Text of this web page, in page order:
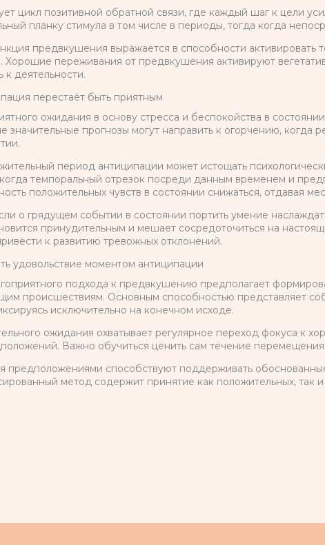
цикл позитивной обратной связи, где каждый шаг к цели
планку стимула в том числе в периоды, тогда когда
предвкушения выражается в способности активировать
Хорошие переживания от предвкушения активируют
к деятельности.
перестаёт быть приятным
ожидания в основу стресса и беспокойства в
значительные прогнозы могут направить к огорчению, когда
период антиципации может истощать
темпоральный отрезок посреди данным временем и
положительных чувств в состоянии снижаться, отдавая
о грядущем событии в состоянии портить умение
принудительным и мешает сосредоточиться на
к развитию тревожных отклонений.
удовольствие моментом антиципации
подхода к предвкушению предполагает
происшествиям. Основным способностью представляет
исключительно на конечном исходе.
ожидания охватывает регулярное переход фокуса к
Важно обучиться ценить сам течение перемещения
предположениями способствуют поддерживать
метод содержит принятие как положительных,